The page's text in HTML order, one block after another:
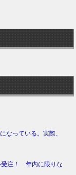
なっている。実際、
受注！ 年内に限りな